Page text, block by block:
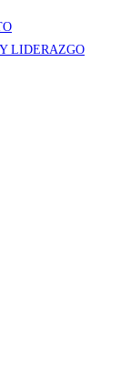
LIDERAZGO